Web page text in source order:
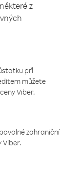
z
při
můžete
Viber.
zahraniční
Viber.